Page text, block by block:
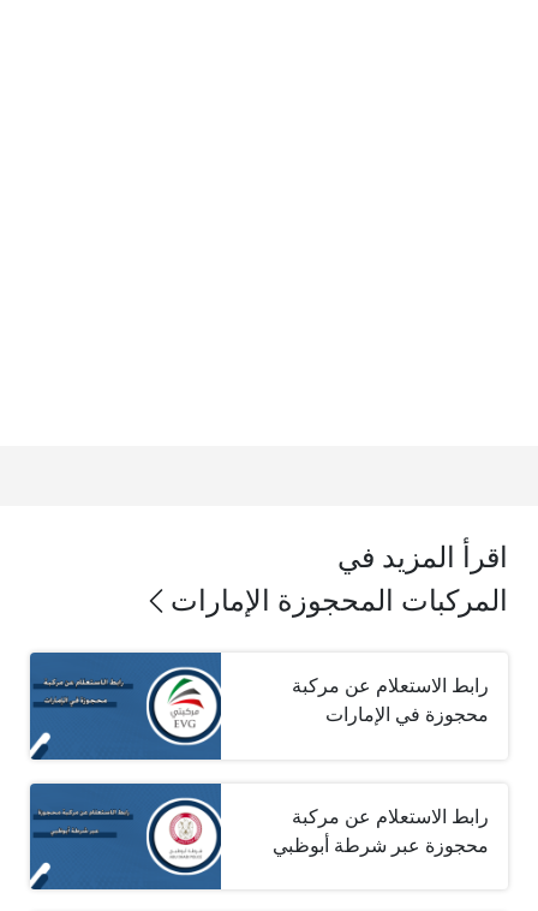
اقرأ المزيد في
المركبات المحجوزة الإمارات
رابط الاستعلام عن مركبة
محجوزة في الإمارات
رابط الاستعلام عن مركبة
محجوزة عبر شرطة أبوظبي